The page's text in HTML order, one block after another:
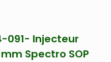
091- Injecteur
Spectro SOP